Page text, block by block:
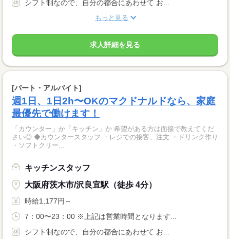
シフト制なので、自分の都合にあわせて お...
もっと見る
求人詳細を見る
[パート・アルバイト]
週1日、1日2h〜OKのマクドナルドなら、家庭
最優先で働けます！
「カウンター」か「キッチン」か 希望がある方は面接で教えてくだ
さい◎ ◆カウンタースタッフ ・レジでの接客、注文 ・ドリンク作り
・ソフトクリー...
キッチンスタッフ
大阪府茨木市/沢良宜駅（徒歩 4分）
時給1,177円～
7：00〜23：00 ※上記は営業時間となります...
シフト制なので、自分の都合にあわせて お...